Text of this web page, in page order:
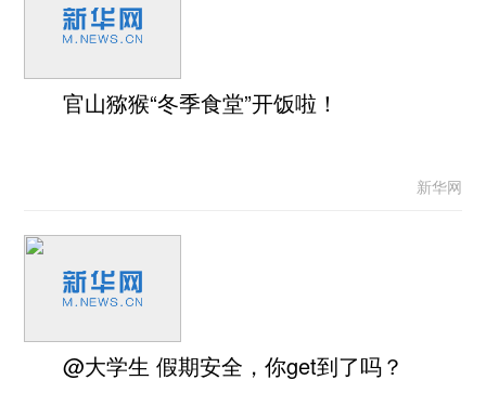
官山猕猴“冬季食堂”开饭啦！
新华网
@大学生 假期安全，你get到了吗？